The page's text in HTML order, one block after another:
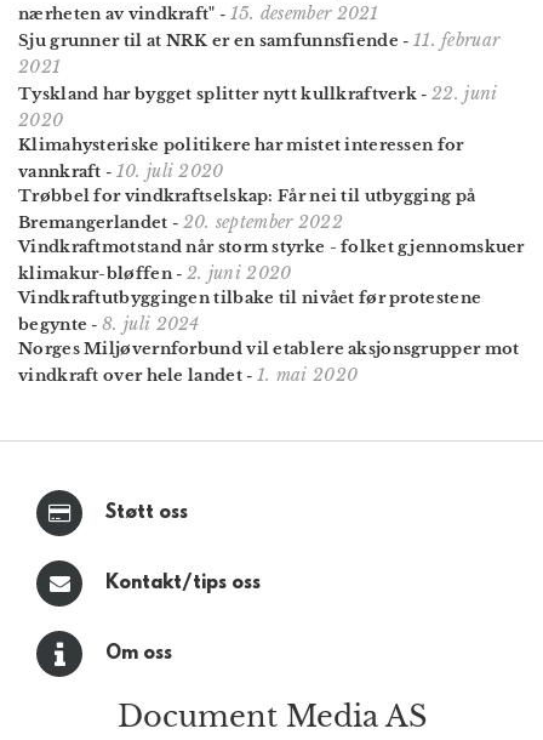
nærheten av vindkraft" - 15. desember 2021
Sju grunner til at NRK er en samfunnsfiende - 11. februar
2021
Tyskland har bygget splitter nytt kullkraftverk -22. juni
2020
Klimahysteriske politikere har mistet interessen for
vannkraft - 10. juli 2020
Trøbbel for vindkraft­selskap: Får nei til utbygging på
Bremanger­landet - 20. september 2022
Vindkraftmotstand når storm styrke - folket gjennomskuer
klimakur-bløffen- 2. juni 2020
Vindkraft­utbyggingen tilbake til nivået før protestene
begynte -8. juli 2024
Norges Miljøvern­forbund vil etablere aksjonsgrupper mot
vindkraft over hele landet- 1. mai 2020
Støtt oss
Kontakt/tips oss
Om oss
Document Media AS